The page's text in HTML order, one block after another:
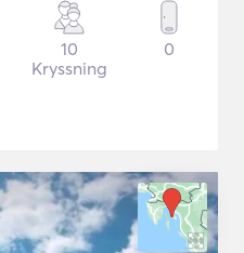
10
Kryssning
0